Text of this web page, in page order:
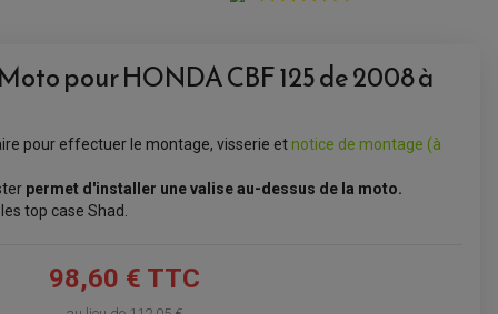
VOIR LE PANIER
pour HONDA CBF 125 de 2008 à
pour effectuer le montage, visserie etnotice de montage (à
permet d'installer une valise au-dessus de la moto.
top case Shad.
98,60 € TTC